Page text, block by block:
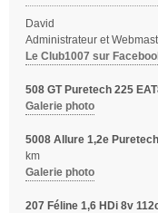
e
David
Administrateur et
Le Club1007 sur
508 GT Puretech 225
Galerie photo
5008 Allure 1,2e
km
Galerie photo
207 Féline 1,6 HDi 8v